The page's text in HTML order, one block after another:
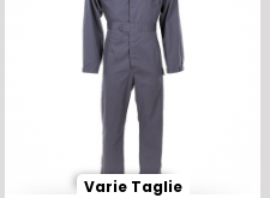
Varie Taglie